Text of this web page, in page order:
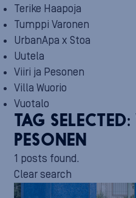
Terike Haapoja
Tumppi Varonen
UrbanApa x Stoa
Uutela
Viiri ja Pesonen
Villa Wuorio
Vuotalo
TAG SELECTED:
PESONEN
1 posts found.
Clear search